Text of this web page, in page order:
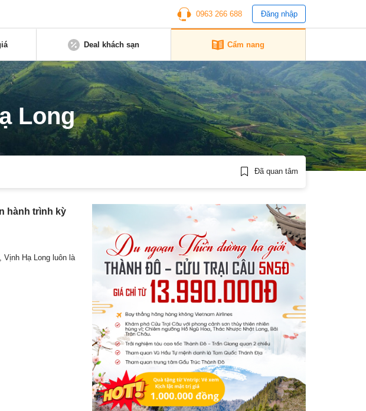
0963 266 688 Đăng nhập
Deal khách sạn Cẩm nang
Long
Đã quan tâm
hành trình kỳ
Vịnh Hạ Long luôn là